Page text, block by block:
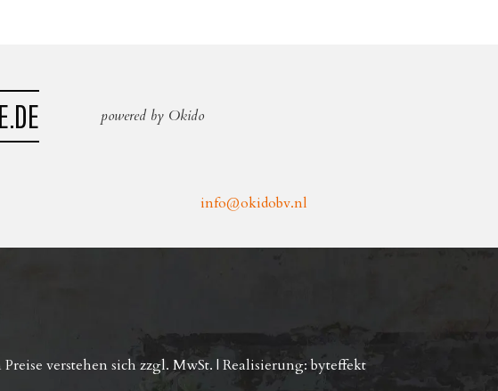
powered by Okido
info@okidobv.nl
verstehen sich zzgl. MwSt. | Realisierung:byteffekt